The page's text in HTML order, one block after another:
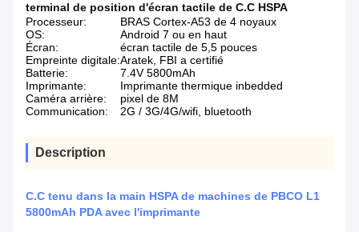
terminal de position d'écran tactile de C.C HSPA
Processeur:
BRAS Cortex-A53 de 4 noyaux
OS:
Android 7 ou en haut
Écran:
écran tactile de 5,5 pouces
Empreinte digitale:Aratek, FBI a certifié
Batterie:
7.4V 5800mAh
Imprimante:
Imprimante thermique inbedded
Caméra arrière:
pixel de 8M
Communication:
2G / 3G/4G/wifi, bluetooth
Description
C.C tenu dans la main HSPA de machines de PBCO L1
5800mAh PDA avec l'imprimante